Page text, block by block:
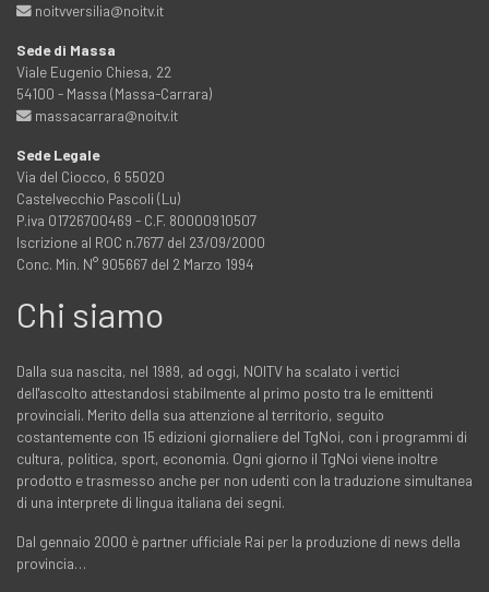
noitvversilia@noitv.it
Sede di Massa
Viale Eugenio Chiesa, 22
54100 - Massa (Massa-Carrara)
massacarrara@noitv.it
Sede Legale
Via del Ciocco, 6 55020
Castelvecchio Pascoli (Lu)
P.iva 01726700469 - C.F. 80000910507
Iscrizione al ROC n.7677 del 23/09/2000
Conc. Min. N° 905667 del 2 Marzo 1994
Chi siamo
Dalla sua nascita, nel 1989, ad oggi, NOITV ha scalato i vertici
dell'ascolto attestandosi stabilmente al primo posto tra le emittenti
provinciali. Merito della sua attenzione al territorio, seguito
costantemente con 15 edizioni giornaliere del TgNoi, con i programmi di
cultura, politica, sport, economia. Ogni giorno il TgNoi viene inoltre
prodotto e trasmesso anche per non udenti con la traduzione simultanea
di una interprete di lingua italiana dei segni.
Dal gennaio 2000 è partner ufficiale Rai per la produzione di news della
provincia…